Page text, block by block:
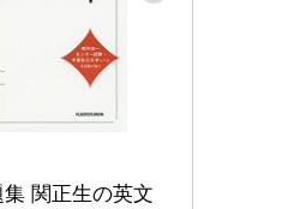
関正生の英文